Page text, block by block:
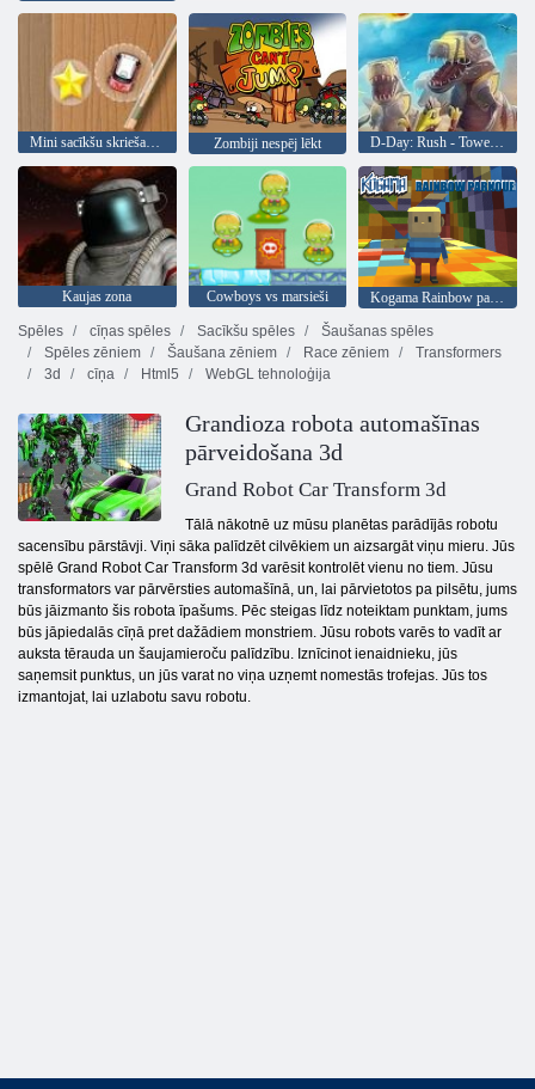
Mini sacīkšu skriešanās Zombiji nespēj lēkt D-Day: Rush - Tower Defense
Kaujas zona Cowboys vs marsieši
Kogama Rainbow parks
Spēles
cīņas spēles Sacīkšu spēles
Šaušanas spēles
Spēles zēniem
Šaušana zēniem Race zēniem
Transformers
3d
cīņa Html5 WebGL tehnoloģija
Grandioza robota automašīnas
pārveidošana 3d
Grand Robot Car Transform 3d
Tālā nākotnē uz mūsu planētas parādījās robotu
sacensību pārstāvji. Viņi sāka palīdzēt cilvēkiem un aizsargāt viņu mieru. Jūs
spēlē Grand Robot Car Transform 3d varēsit kontrolēt vienu no tiem. Jūsu
transformators var pārvērsties automašīnā, un, lai pārvietotos pa pilsētu, jums
būs jāizmanto šis robota īpašums. Pēc steigas līdz noteiktam punktam, jums
būs jāpiedalās cīņā pret dažādiem monstriem. Jūsu robots varēs to vadīt ar
auksta tērauda un šaujamieroču palīdzību. Iznīcinot ienaidnieku, jūs
saņemsit punktus, un jūs varat no viņa uzņemt nomestās trofejas. Jūs tos
izmantojat, lai uzlabotu savu robotu.